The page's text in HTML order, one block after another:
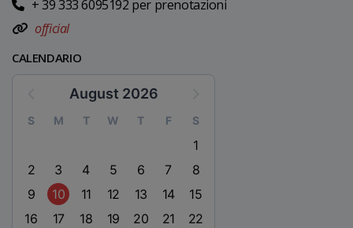
+ 39 333 6095192 per prenotazioni
official
CALENDARIO
August 2026
S M T W T F S
1
2
3 4 5 6 7
8
9
10 11 12 13 14
15
16
17 18 19 20 21
22